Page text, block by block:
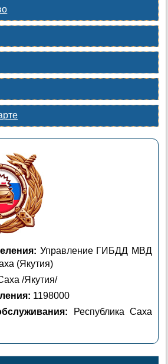
Управление ГИБДД МВД
(Якутия)
/Якутия/
1198000
Республика Саха